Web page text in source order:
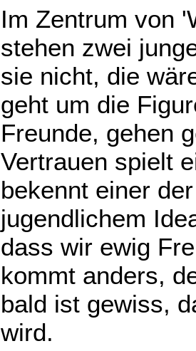
Im Zentrum von
stehen zwei
sie nicht, die
geht um die
Freunde, gehen
Vertrauen spielt
bekennt einer
jugendlichem
dass wir ewig
kommt anders,
bald ist gewiss,
wird.